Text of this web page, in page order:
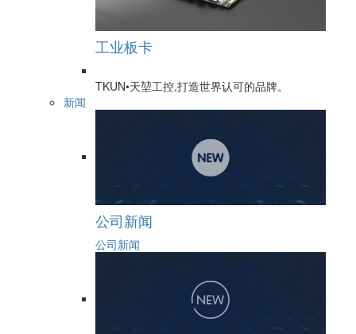
工业板卡
TKUN•天堃工控,打造世界认可的品牌。
新闻
公司新闻
公司新闻